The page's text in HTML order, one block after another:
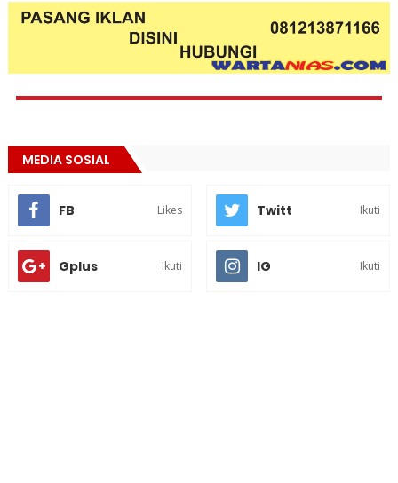
MEDIA SOSIAL
FB Likes Twitt Ikuti
Gplus Ikuti IG Ikuti